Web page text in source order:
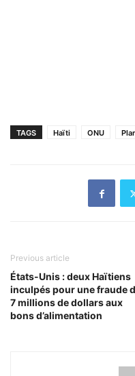
TAGS Haïti ONU
Previous article
États-Unis : deux Haïtiens
inculpés pour une fraude
7 millions de dollars aux
bons d’alimentation